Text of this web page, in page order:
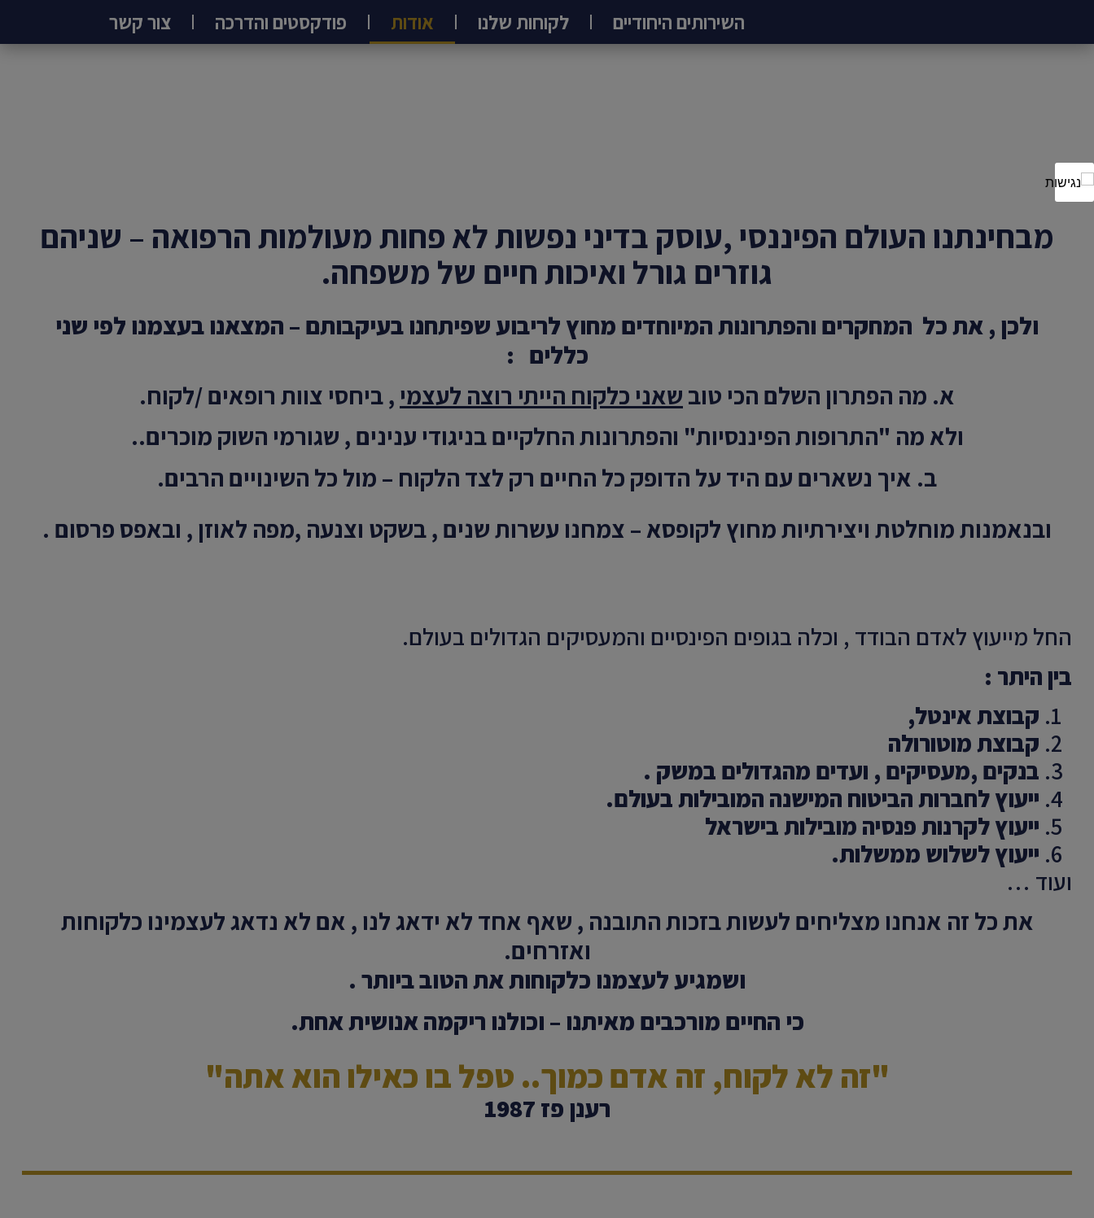
השירותים היחודיים לקוחות שלנו אודות פודקסטים והדרכה צור קשר
מבחינתנו העולם הפיננסי ,עוסק בדיני נפשות לא פחות מעולמות הרפואה – שניהם
גוזרים גורל ואיכות חיים של משפחה.
ולכן , את כל המחקרים והפתרונות המיוחדים מחוץ לריבוע שפיתחנו בעיקבותם – המצאנו בעצמנו לפי שני
כללים :
א. מה הפתרון השלם הכי טוב שאני כלקוח הייתי רוצה לעצמי , ביחסי צוות רופאים /לקוח.
ולא מה "התרופות הפיננסיות" והפתרונות החלקיים בניגודי ענינים , שגורמי השוק מוכרים..
ב. איך נשארים עם היד על הדופק כל החיים רק לצד הלקוח – מול כל השינויים הרבים.
ובנאמנות מוחלטת ויצירתיות מחוץ לקופסא – צמחנו עשרות שנים , בשקט וצנעה ,מפה לאוזן , ובאפס פרסום .
החל מייעוץ לאדם הבודד , וכלה בגופים הפינסיים והמעסיקים הגדולים בעולם.
בין היתר :
קבוצת אינטל,
קבוצת מוטורולה
בנקים ,מעסיקים , ועדים מהגדולים במשק .
ייעוץ לחברות הביטוח המישנה המובילות בעולם.
ייעוץ לקרנות פנסיה מובילות בישראל
ייעוץ לשלוש ממשלות.
ועוד …
את כל זה אנחנו מצליחים לעשות בזכות התובנה , שאף אחד לא ידאג לנו , אם לא נדאג לעצמינו כלקוחות
ואזרחים.
ושמגיע לעצמנו כלקוחות את הטוב ביותר .
כי החיים מורכבים מאיתנו – וכולנו ריקמה אנושית אחת.
"זה לא לקוח, זה אדם כמוך.. טפל בו כאילו הוא אתה"
רענן פז 1987